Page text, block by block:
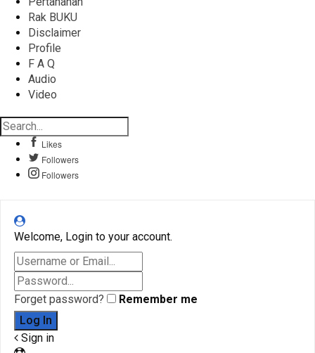
Rak BUKU
Disclaimer
Profile
F A Q
Audio
Video
Likes
Followers
Followers
Welcome, Login to your account.
Forget password? Remember me
Sign in